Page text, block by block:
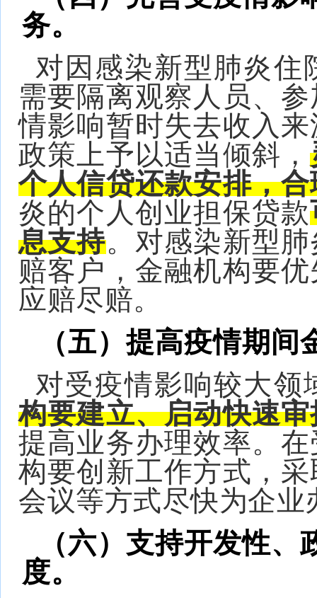
务。
对因感染新型肺炎住
需要隔离观察人员、
情影响暂时失去收入
政策上予以适当倾斜，
个人信贷还款安排，
炎的个人创业担保贷款
息支持。对感染新型
赔客户，金融机构要
应赔尽赔。
（五）提高疫情期
对受疫情影响较大领
构要建立、启动快速
提高业务办理效率。
构要创新工作方式，
会议等方式尽快为企
（六）支持开发性
度。